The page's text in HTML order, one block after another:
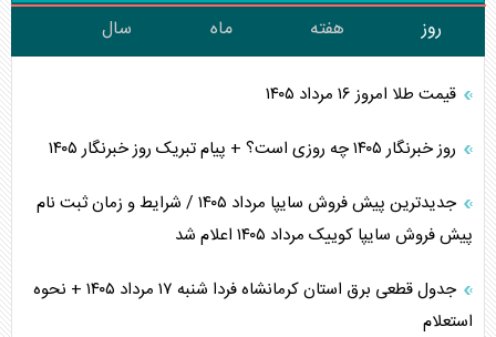
روز هفته ماه سال
قیمت طلا امروز ۱۶ مرداد ۱۴۰۵
روز خبرنگار ۱۴۰۵ چه روزی است؟ + پیام تبریک روز خبرنگار ۱۴۰۵
جدیدترین پیش فروش سایپا مرداد ۱۴۰۵ / شرایط و زمان ثبت نام
پیش فروش سایپا کوییک مرداد ۱۴۰۵ اعلام شد
جدول قطعی برق استان کرمانشاه فردا شنبه ۱۷ مرداد ۱۴۰۵ + نحوه
استعلام